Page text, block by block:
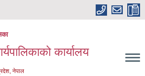
कार्यालय
नेपाल